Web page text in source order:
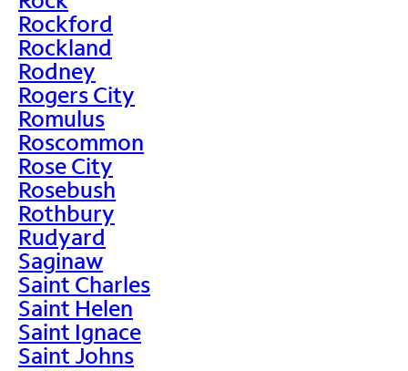
Rockford
Rockland
Rodney
Rogers City
Romulus
Roscommon
Rose City
Rosebush
Rothbury
Rudyard
Saginaw
Saint Charles
Saint Helen
Saint Ignace
Saint Johns